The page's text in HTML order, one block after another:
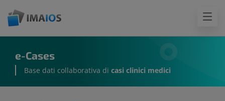
e-Cases
Base dati collaborativa di casi clinici medici